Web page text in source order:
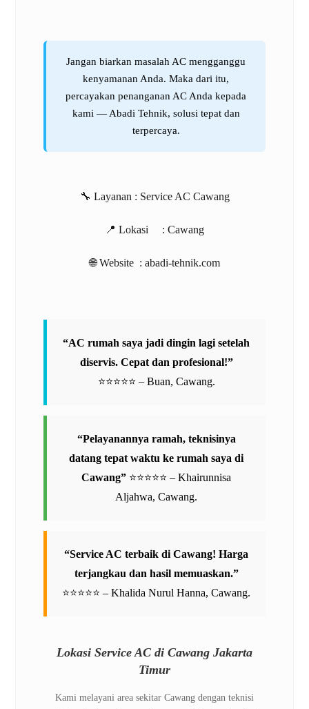
Jangan biarkan masalah AC mengganggu
kenyamanan Anda. Maka dari itu,
percayakan penanganan AC Anda kepada
kami — Abadi Tehnik, solusi tepat dan
terpercaya.
🔧 Layanan : Service AC Cawang
📍 Lokasi : Cawang
🌐 Website : abadi-tehnik.com
“AC rumah saya jadi dingin lagi setelah
diservis. Cepat dan profesional!”
⭐️⭐️⭐️⭐️⭐️ – Buan, Cawang.
“Pelayanannya ramah, teknisinya
datang tepat waktu ke rumah saya di
Cawang” ⭐️⭐️⭐️⭐️⭐️ – Khairunnisa
Aljahwa, Cawang.
“Service AC terbaik di Cawang! Harga
terjangkau dan hasil memuaskan.”
⭐️⭐️⭐️⭐️⭐️ – Khalida Nurul Hanna, Cawang.
Lokasi Service AC di Cawang Jakarta
Timur
Kami melayani area sekitar Cawang dengan teknisi